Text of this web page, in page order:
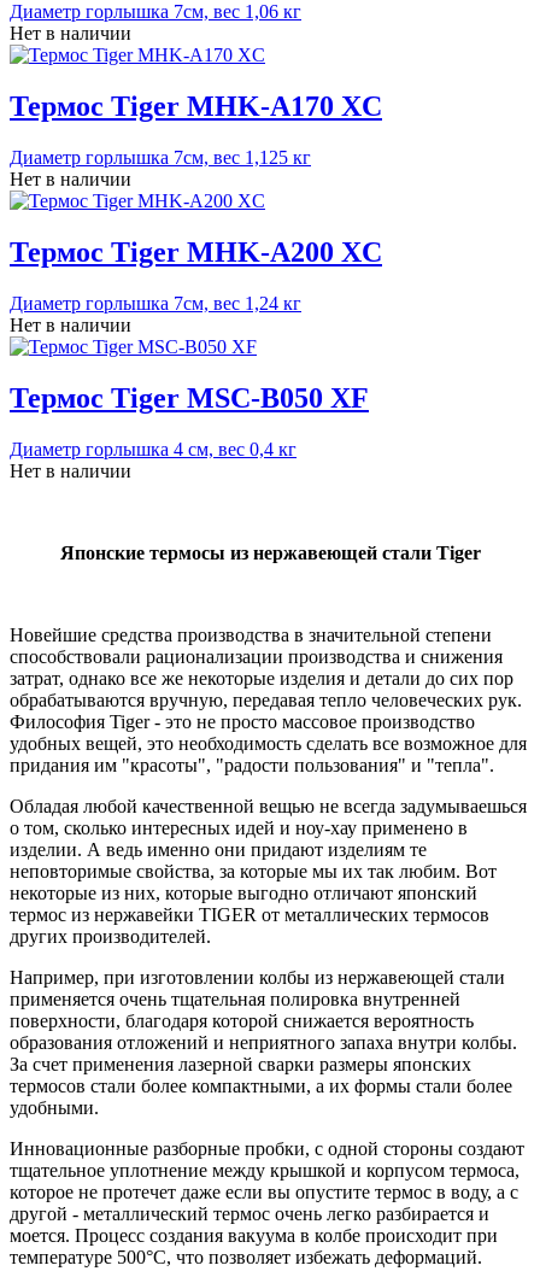
Диаметр горлышка 7см, вес 1,06 кг
Нет в наличии
Термос Tiger MHK-A170 XC
Диаметр горлышка 7см, вес 1,125 кг
Нет в наличии
Термос Tiger MHK-A200 XC
Диаметр горлышка 7см, вес 1,24 кг
Нет в наличии
Термос Tiger MSC-B050 XF
Диаметр горлышка 4 см, вес 0,4 кг
Нет в наличии
Японские термосы из нержавеющей стали Tiger
Новейшие средства производства в значительной степени
способствовали рационализации производства и снижения
затрат, однако все же некоторые изделия и детали до сих пор
обрабатываются вручную, передавая тепло человеческих рук.
Философия Tiger - это не просто массовое производство
удобных вещей, это необходимость сделать все возможное для
придания им "красоты", "радости пользования" и "тепла".
Обладая любой качественной вещью не всегда задумываешься
о том, сколько интересных идей и ноу-хау применено в
изделии. А ведь именно они придают изделиям те
неповторимые свойства, за которые мы их так любим. Вот
некоторые из них, которые выгодно отличают японский
термос из нержавейки TIGER от металлических термосов
других производителей.
Например, при изготовлении колбы из нержавеющей стали
применяется очень тщательная полировка внутренней
поверхности, благодаря которой снижается вероятность
образования отложений и неприятного запаха внутри колбы.
За счет применения лазерной сварки размеры японских
термосов стали более компактными, а их формы стали более
удобными.
Инновационные разборные пробки, с одной стороны создают
тщательное уплотнение между крышкой и корпусом термоса,
которое не протечет даже если вы опустите термос в воду, а с
другой - металлический термос очень легко разбирается и
моется. Процесс создания вакуума в колбе происходит при
температуре 500°С, что позволяет избежать деформаций.